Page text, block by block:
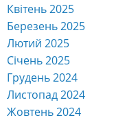
Квітень 2025
Березень 2025
Лютий 2025
Січень 2025
Грудень 2024
Листопад 2024
Жовтень 2024